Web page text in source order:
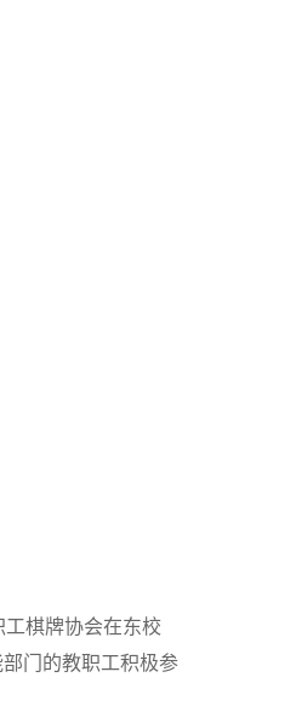
棋牌协会在东校
门的教职工积极参